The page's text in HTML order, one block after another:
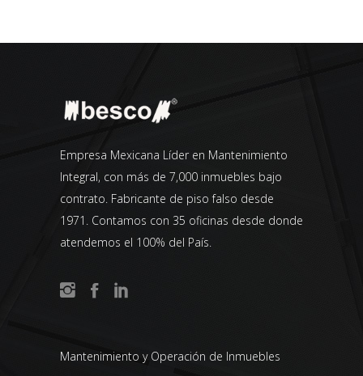
Empresa Mexicana Líder en Mantenimiento
Integral, con más de 7,000 inmuebles bajo
contrato. Fabricante de piso falso desde
1971. Contamos con 35 oficinas desde donde
atendemos el 100% del País.
Mantenimiento y Operación de Inmuebles